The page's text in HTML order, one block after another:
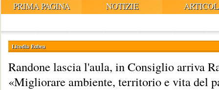
PRIMA PAGINA NOTIZIE
Licodia Eubea
Randone lascia l'aula, in Consiglio arriva
«Migliorare ambiente, territorio e vita del